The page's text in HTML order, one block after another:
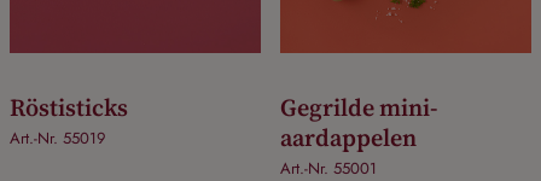
Röstisticks
Art.-Nr. 55019
Gegrilde mini-
aardappelen
Art.-Nr. 55001